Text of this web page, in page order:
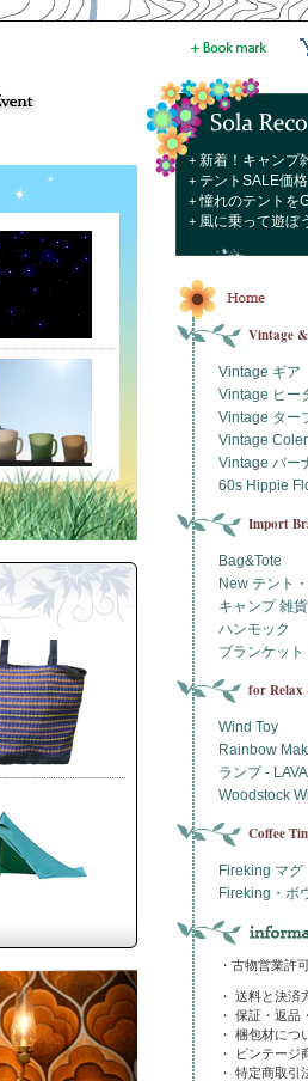
+ 新着！キャンプ
+ テントSALE価
+憧れのテントを
+ 風に乗って遊ぼ
Vintage
Vintage ギア
Vintage ヒー
Vintage ター
Vintage
Vintage バー
60s Hippie
Import
Bag&Tote
New テント
キャンプ 雑貨
ハンモック
ブランケット
for
Wind Toy
Rainbow
ランプ -
Woodstock
Coffee
Fireking マグ
Fireking・ボ
・古物営業許
・ 送料と決済
・ 保証・返品
・ 梱包材につ
・ ビンテージ
・ 特定商取引